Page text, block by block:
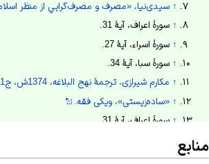
↑ سیدی‌نیا، «مصرف و مصرف‌گرايي از منظر اسلام و
↑ سورۀ اعراف، آیۀ 31.
↑ سورۀ اسراء، آیۀ 27.
↑ سورۀ سبا، آیۀ 34.
↑ مکارم شیرازی، ترجمۀ نهج البلاغه، 1374ش، ج1، ص816
↑ «ساده‌زیستی»، ویکی فقه.
↑ سورۀ اعراف، آیۀ 31.
↑ زاهدی و کریمی درچه، «زهد و ساده‌زیستی و نقش
منابع